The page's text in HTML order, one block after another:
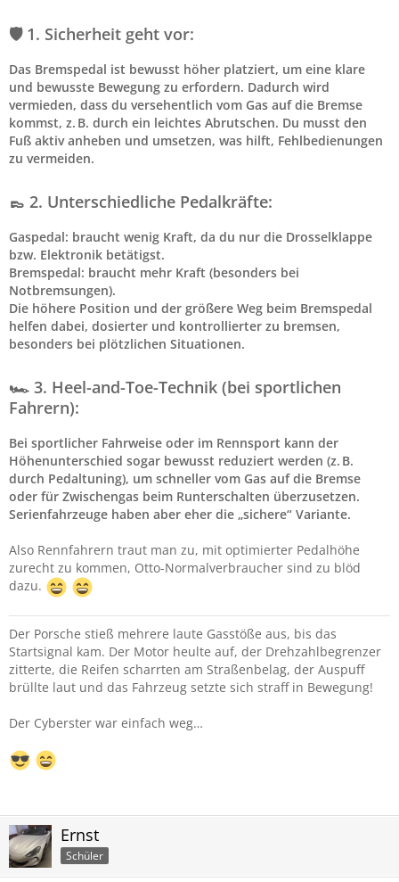
🛡️ 1. Sicherheit geht vor:
Das Bremspedal ist bewusst höher platziert, um eine klare
und bewusste Bewegung zu erfordern. Dadurch wird
vermieden, dass du versehentlich vom Gas auf die Bremse
kommst, z. B. durch ein leichtes Abrutschen. Du musst den
Fuß aktiv anheben und umsetzen, was hilft, Fehlbedienungen
zu vermeiden.
👞 2. Unterschiedliche Pedalkräfte:
Gaspedal: braucht wenig Kraft, da du nur die Drosselklappe
bzw. Elektronik betätigst.
Bremspedal: braucht mehr Kraft (besonders bei
Notbremsungen).
Die höhere Position und der größere Weg beim Bremspedal
helfen dabei, dosierter und kontrollierter zu bremsen,
besonders bei plötzlichen Situationen.
🏎️ 3. Heel-and-Toe-Technik (bei sportlichen
Fahrern):
Bei sportlicher Fahrweise oder im Rennsport kann der
Höhenunterschied sogar bewusst reduziert werden (z. B.
durch Pedaltuning), um schneller vom Gas auf die Bremse
oder für Zwischengas beim Runterschalten überzusetzen.
Serienfahrzeuge haben aber eher die „sichere“ Variante.
Also Rennfahrern traut man zu, mit optimierter Pedalhöhe
zurecht zu kommen, Otto-Normalverbraucher sind zu blöd
dazu.
Der Porsche stieß mehrere laute Gasstöße aus, bis das
Startsignal kam. Der Motor heulte auf, der Drehzahlbegrenzer
zitterte, die Reifen scharrten am Straßenbelag, der Auspuff
brüllte laut und das Fahrzeug setzte sich straff in Bewegung!
Der Cyberster war einfach weg…
Ernst
Schüler